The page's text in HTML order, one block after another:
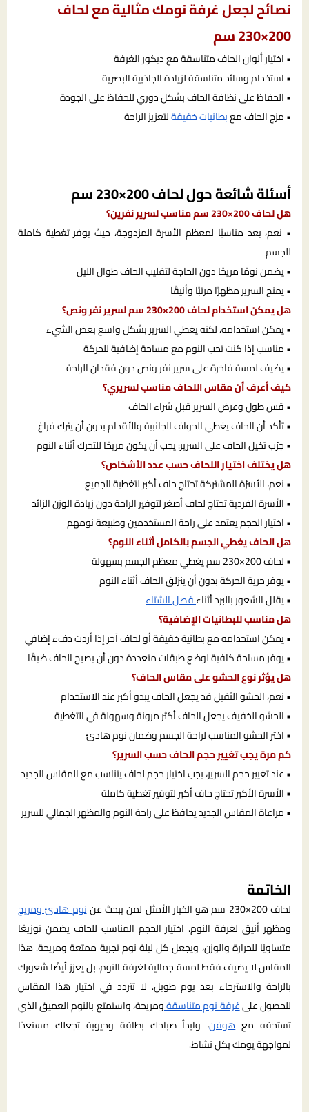
نصائح لجعل غرفة نومك مثالية مع لحاف
200×230 سم
• اختيار ألوان الحاف متناسقة مع ديكور الغرفة
• استخدام وسائد متناسقة لزيادة الجاذبية البصرية
• الحفاظ على نظافة الحاف بشكل دوري للحفاظ على الجودة
• مزج الحاف معبطانيات خفيفةلتعزيز الراحة
أسئلة شائعة حول لحاف 200×230 سم
هل لحاف 200×230 سم مناسب لسرير نفرين؟
• نعم، يعد مناسبًا لمعظم الأسرة المزدوجة، حيث يوفر تغطية كاملة
للجسم
• يضمن نومًا مريحًا دون الحاجة لتقليب الحاف طوال الليل
• يمنح السرير مظهرًا مرتبًا وأنيقًا
هل يمكن استخدام لحاف 200×230 سم لسرير نفر ونص؟
• يمكن استخدامه، لكنه يغطي السرير بشكل واسع بعض الشيء
• مناسب إذا كنت تحب النوم مع مساحة إضافية للحركة
• يضيف لمسة فاخرة على سرير نفر ونص دون فقدان الراحة
كيف أعرف أن مقاس اللحاف مناسب لسريري؟
• قس طول وعرض السرير قبل شراء الحاف
• تأكد أن الحاف يغطي الحواف الجانبية والأقدام بدون أن يترك فراغ
• جرّب تخيل الحاف على السرير: يجب أن يكون مريحًا للتحرك أثناء النوم
هل يختلف اختيار اللحاف حسب عدد الأشخاص؟
• نعم، الأسرّة المشتركة تحتاج حاف أكبر لتغطية الجميع
• الأسرة الفردية تحتاج لحاف أصغر لتوفير الراحة دون زيادة الوزن الزائد
• اختيار الحجم يعتمد على راحة المستخدمين وطبيعة نومهم
هل الحاف يغطي الجسم بالكامل أثناء النوم؟
• لحاف 200×230 سم يغطي معظم الجسم بسهولة
• يوفر حرية الحركة بدون أن ينزلق الحاف أثناء النوم
• يقلل الشعور بالبرد أثناءفصل الشتاء
هل مناسب للبطانيات الإضافية؟
• يمكن استخدامه مع بطانية خفيفة أو لحاف آخر إذا أردت دفء إضافي
• يوفر مساحة كافية لوضع طبقات متعددة دون أن يصبح الحاف ضيقًا
هل يؤثر نوع الحشو على مقاس الحاف؟
• نعم، الحشو الثقيل قد يجعل الحاف يبدو أكبر عند الاستخدام
• الحشو الخفيف يجعل الحاف أكثر مرونة وسهولة في التغطية
• اختر الحشو المناسب لراحة الجسم وضمان نوم هادئ
كم مرة يجب تغيير حجم الحاف حسب السرير؟
• عند تغيير حجم السرير، يجب اختيار حجم لحاف يتناسب مع المقاس الجديد
• الأسرة الأكبر تحتاج حاف أكبر لتوفير تغطية كاملة
• مراعاة المقاس الجديد يحافظ على راحة النوم والمظهر الجمالي للسرير
الخاتمة
لحاف 200×230 سم هو الخيار الأمثل لمن يبحث عن
نوم هادئ ومريح
ومظهر أنيق لغرفة النوم. اختيار الحجم المناسب للحاف يضمن توزيعًا
متساويًا للحرارة والوزن، ويجعل كل ليلة نوم تجربة ممتعة ومريحة. هذا
المقاس لا يضيف فقط لمسة جمالية لغرفة النوم، بل يعزز أيضًا شعورك
بالراحة والاسترخاء بعد يوم طويل. لا تتردد في اختيار هذا المقاس
للحصول علىغرفة نوم متناسقةومريحة، واستمتع بالنوم العميق الذي
تستحقه معهوفن، وابدأ صباحك بطاقة وحيوية تجعلك مستعدًا
لمواجهة يومك بكل نشاط.